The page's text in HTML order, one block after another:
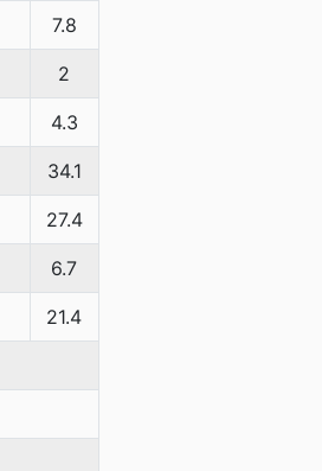
7.8
2
4.3
34.1
27.4
6.7
21.4